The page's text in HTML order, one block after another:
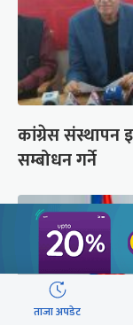
कांग्रेस संस्थापन
सम्बोधन गर्ने
ताजा अपडेट